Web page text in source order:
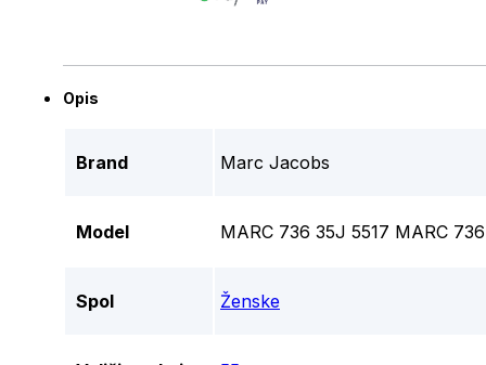
Opis
Brand Marc Jacobs
Model MARC 736 35J 5517 MARC
Spol Ženske